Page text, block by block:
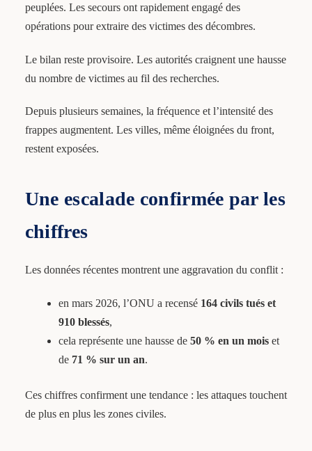
peuplées. Les secours ont rapidement engagé des
opérations pour extraire des victimes des décombres.
Le bilan reste provisoire. Les autorités craignent une hausse
du nombre de victimes au fil des recherches.
Depuis plusieurs semaines, la fréquence et l’intensité des
frappes augmentent. Les villes, même éloignées du front,
restent exposées.
Une escalade confirmée par les
chiffres
Les données récentes montrent une aggravation du conflit :
en mars 2026, l’ONU a recensé 164 civils tués et
910 blessés,
cela représente une hausse de 50 % en un moiset
de 71 % sur un an.
Ces chiffres confirment une tendance : les attaques touchent
de plus en plus les zones civiles.